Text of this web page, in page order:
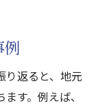
例
り返ると、地元
す。例えば、